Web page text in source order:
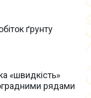
ґрунту
«швидкість»
рядами